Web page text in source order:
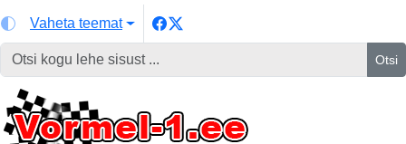
Vaheta teemat
Otsi